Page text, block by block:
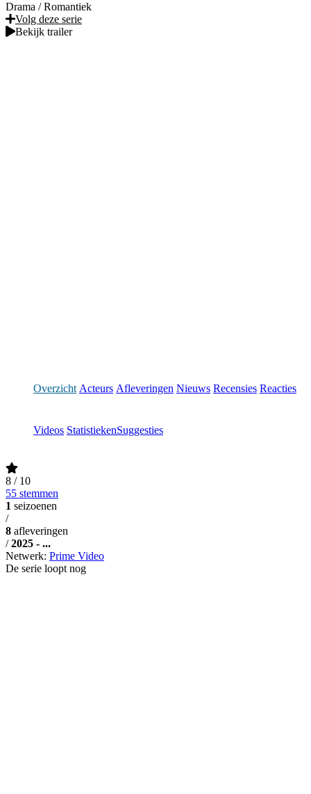
Drama / Romantiek
Volg deze serie
Bekijk trailer
Overzicht Acteurs Afleveringen Nieuws Recensies Reacties
Videos StatistiekenSuggesties
8 / 10
55 stemmen
1 seizoenen
/
8 afleveringen
/ 2025 - ...
Netwerk: Prime Video
De serie loopt nog